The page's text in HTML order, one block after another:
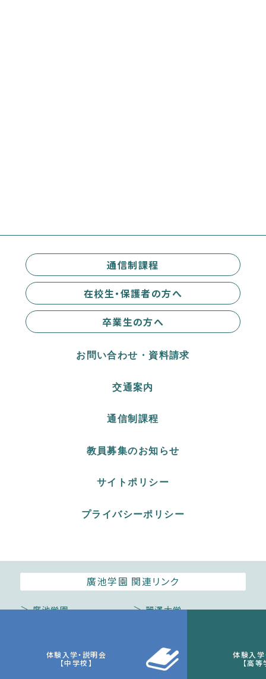
体験入学・説明会
【中学校】
体験入学
【高等
通信制課程
在校生・保護者の方へ
卒業生の方へ
お問い合わせ・資料請求
交通案内
通信制課程
教員募集のお知らせ
サイトポリシー
プライバシーポリシー
廣池学園 関連リンク
廣池学園 麗澤大学
Copyright © Reitaku Junior & Senior High School. All rights reserved.